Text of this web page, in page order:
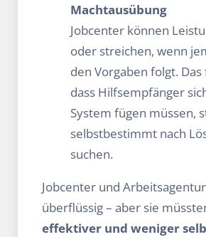
Machtausübung
Jobcenter können
oder streichen, wenn
den Vorgaben folgt.
dass Hilfsempfänger
System fügen müssen,
selbstbestimmt nach
suchen.
Jobcenter und
überflüssig – aber sie
effektiver und weniger